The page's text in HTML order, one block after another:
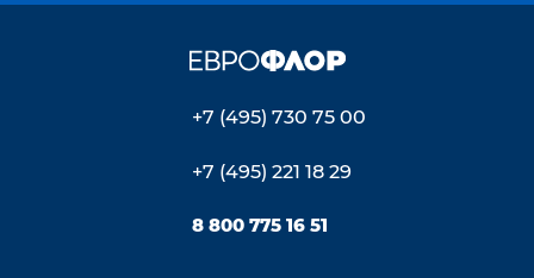
+7 (495) 730 75 00
+7 (495) 221 18 29
8 800 775 16 51